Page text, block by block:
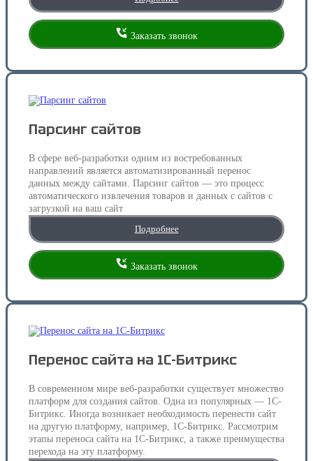
Заказать звонок
Парсинг сайтов
В сфере веб-разработки одним из востребованных
направлений является автоматизированный перенос
данных между сайтами. Парсинг сайтов — это процесс
автоматического извлечения товаров и данных с сайтов с
загрузкой на ваш сайт
Подробнее
Заказать звонок
Перенос сайта на 1С-Битрикс
В современном мире веб-разработки существует множество
платформ для создания сайтов. Одна из популярных — 1С-
Битрикс. Иногда возникает необходимость перенести сайт
на другую платформу, например, 1С-Битрикс. Рассмотрим
этапы переноса сайта на 1С-Битрикс, а также преимущества
перехода на эту платформу.